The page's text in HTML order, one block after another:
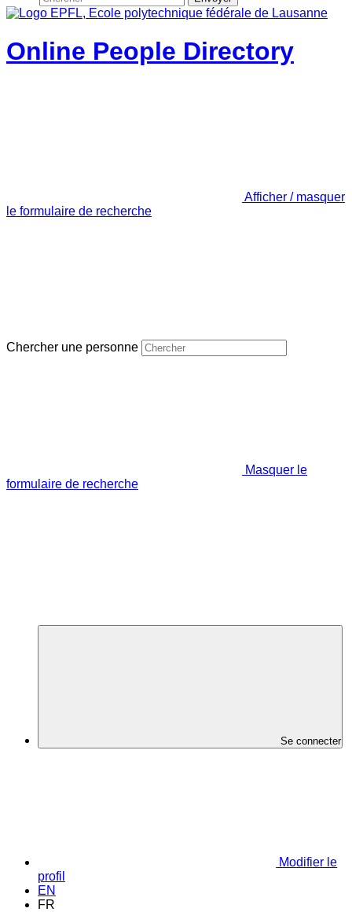
Online People Directory
Afficher / masquer
le formulaire de recherche
Chercher une personne
Masquer le
formulaire de recherche
Se connecter
Modifier le
profil
EN
FR